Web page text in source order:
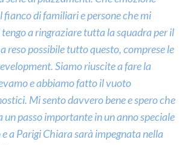
fianco di familiari e persone che mi
a ringraziare tutta la squadra per il
reso possibile tutto questo, comprese le
Siamo riuscite a fare la
e abbiamo fatto il vuoto
Mi sento davvero bene e spero che
passo importante in un anno speciale
e a Parigi Chiara sarà impegnata nella